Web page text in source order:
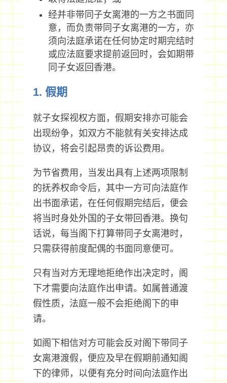
经并非带同子女离港的一方之书面同
意，而负责带同子女离港的一方，亦
须向法庭承诺在任何协定时期完结时
或应法庭要求提前返回时，会如期带
同子女返回香港。
1. 假期
就子女探视权方面，假期安排亦可能会
出现纷争，如双方不能就有关安排达成
协议，将会引起昂贵的诉讼费用。
为节省费用，当发出具有上述两项限制
的抚养权命令后，其中一方可向法庭作
出书面承诺，在任何假期完结后，便会
将当时身处外国的子女带回香港。换句
话说，每当阁下打算带同子女离港时，
只需获得前度配偶的书面同意便可。
只有当对方无理地拒绝作出决定时，阁
下才需要向法庭作出申请。如属普通渡
假性质，法庭一般不会拒绝阁下的申
请。
如阁下相信对方可能会反对阁下带同子
女离港渡假，便应及早在假期前通知阁
下的律师，以便有充分时间向法庭作出